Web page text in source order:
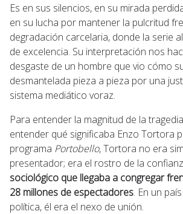
Es en sus silencios, en su mirada
en su lucha por mantener la pulcritud
degradación carcelaria, donde la serie
de excelencia. Su interpretación nos
desgaste de un hombre que vio cómo
desmantelada pieza a pieza por una
sistema mediático voraz.
Para entender la magnitud de la
entender qué significaba Enzo Tortora
programa Portobello, Tortora no era
presentador; era el rostro de la
sociológico que llegaba a congregar
28 millones de espectadores. En un
política, él era el nexo de unión.